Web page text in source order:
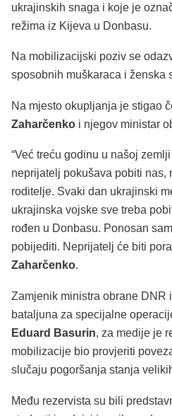
ukrajinskih snaga i koje je
režima iz Kijeva u Donbasu.
Na mobilizacijski poziv se
sposobnih muškaraca i ženska
Na mjesto okupljanja je stigao
Zaharčenko i njegov ministar
“Već treću godinu u našoj
neprijatelj pokušava pobiti nas,
roditelje. Svaki dan ukrajinski
ukrajinska vojske sve treba
rođen u Donbasu. Ponosan
pobijediti. Neprijatelj će biti
Zaharčenko.
Zamjenik ministra obrane DNR
bataljuna za specijalne
Eduard Basurin, za medije je
mobilizacije bio provjeriti
slučaju pogoršanja stanja
Među rezervista su bili